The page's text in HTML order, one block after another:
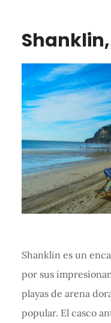
Shanklin es un
por sus
playas de arena
popular. El casco